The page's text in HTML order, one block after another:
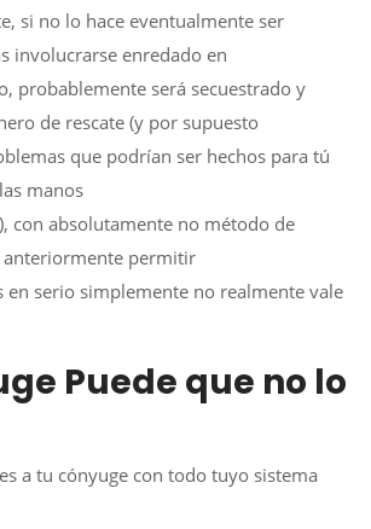
si no lo hace eventualmente ser
involucrarse enredado en
probablemente será secuestrado y
de rescate (y por supuesto
que podrían ser hechos para tú
manos
con absolutamente no método de
anteriormente permitir
en serio simplemente no realmente vale
Puede que no lo
a tu cónyuge con todo tuyo sistema